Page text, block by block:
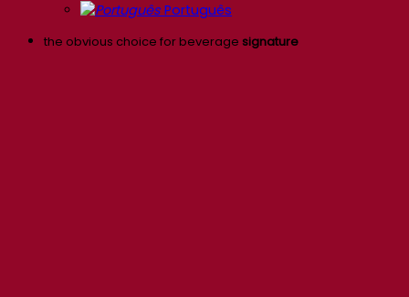
Português
the obvious choice for beverage signature